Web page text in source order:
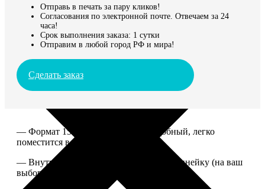
Отправь в печать за пару кликов!
Согласования по электронной почте. Отвечаем за 24
часа!
Срок выполнения заказа: 1 сутки
Отправим в любой город РФ и мира!
Сделать заказ
— Формат 15*20. Компактный и удобный, легко
поместится в сумку или рюкзак.
— Внутри 100 страниц в клетку или в линейку (на ваш
выбор), скрепленных сбоку скобой.